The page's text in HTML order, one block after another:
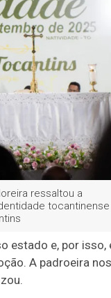
ressaltou a
tocantinense
estado e, por
A padroeira